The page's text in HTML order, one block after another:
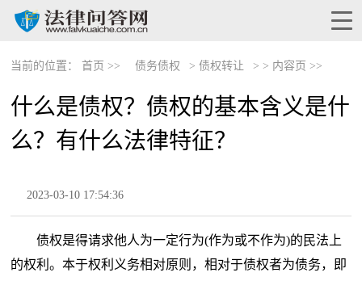
当前的位置： 首页 >> 债务债权 >债权转让 > > 内容页 >>
什么是债权？债权的基本含义是什
么？有什么法律特征？
2023-03-10 17:54:36
债权是得请求他人为一定行为(作为或不作为)的民法上
的权利。本于权利义务相对原则，相对于债权者为债务，即